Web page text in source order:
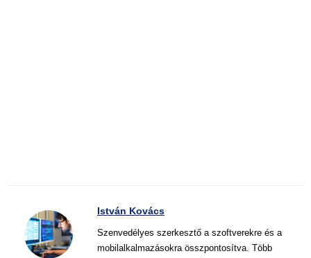
István Kovács
Szenvedélyes szerkesztő a szoftverekre és a
mobilalkalmazásokra összpontosítva. Több